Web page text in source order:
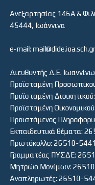
Ανεξαρτησίας 146Α &
45444, Ιωάννινα
e-mail: mail@dide.ioa.sch.gr
Διευθυντής Δ.Ε.
Προϊσταμένη
Προϊσταμένη
Προϊσταμένη
Προϊστάμενος
Εκπαιδευτικά θέματα:
Πρωτόκολλο: 26510-
Γραμματέας ΠΥΣΔΕ:
Μητρώο Μονίμων:
Αναπληρωτές: 26510-